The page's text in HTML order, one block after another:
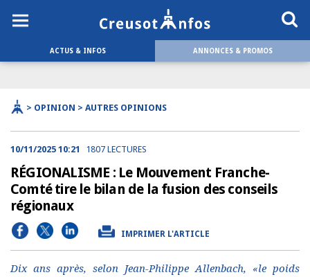
ACTUS & INFOS ANNONCES & PROMOS
> OPINION > AUTRES OPINIONS
10/11/2025 10:21 1807 LECTURES
RÉGIONALISME : Le Mouvement Franche-
Comté tire le bilan de la fusion des conseils
régionaux
IMPRIMER L'ARTICLE
Dix ans après, selon Jean-Philippe Allenbach, «le poids